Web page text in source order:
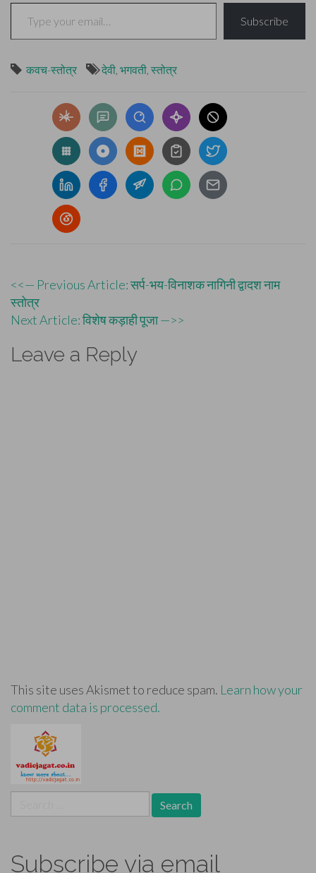
Subscribe
कवच-स्तोत्र देवी, भगवती, स्तोत्र
Post
navigation
<<— Previous Article: सर्प-भय-विनाशक नागिनी द्वादश नाम
स्तोत्र
Next Article: विशेष कड़ाही पूजा —>>
Leave a Reply
This site uses Akismet to reduce spam. Learn how your
comment data is processed.
for:
Subscribe via email